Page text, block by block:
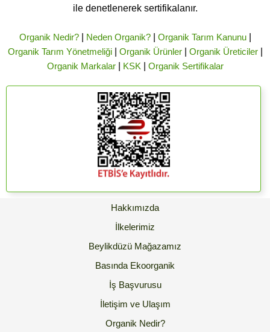
ile denetlenerek sertifikalanır.
Organik Nedir?| Neden Organik?| Organik Tarım Kanunu|
Organik Tarım Yönetmeliği| Organik Ürünler| Organik Üreticiler|
Organik Markalar| KSK Organik Sertifikalar
Hakkımızda
İlkelerimiz
Beylikdüzü Mağazamız
Basında Ekoorganik
İş Başvurusu
İletişim ve Ulaşım
Organik Nedir?